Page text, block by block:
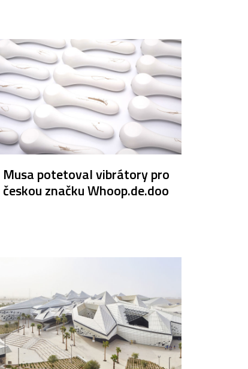
Musa potetoval vibrátory pro
českou značku Whoop.de.doo